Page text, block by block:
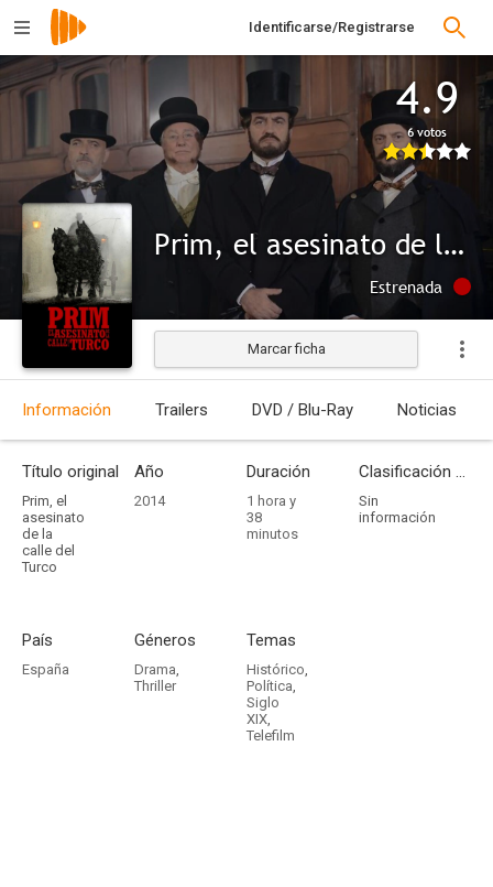
Identificarse/Registrarse
4.9
6 votos
Prim, el asesinato de la calle del Turco
Estrenada
Marcar ficha
Información Trailers DVD / Blu-Ray Noticias
Título original
Prim, el
asesinato
de la
calle del
Turco
Año
2014
Duración
1 hora y
38
minutos
Clasificación por edades
Sin
información
País
España
Géneros
Drama,
Thriller
Temas
Histórico,
Política,
Siglo
XIX,
Telefilm